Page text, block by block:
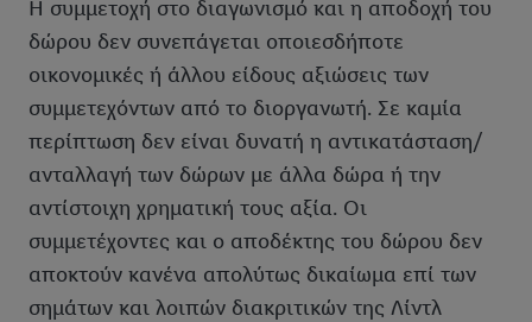
Η συμμετοχή στο διαγωνισμό και η αποδοχή του
δώρου δεν συνεπάγεται οποιεσδήποτε
οικονομικές ή άλλου είδους αξιώσεις των
συμμετεχόντων από το διοργανωτή. Σε καμία
περίπτωση δεν είναι δυνατή η αντικατάσταση/
ανταλλαγή των δώρων με άλλα δώρα ή την
αντίστοιχη χρηματική τους αξία. Οι
συμμετέχοντες και ο αποδέκτης του δώρου δεν
αποκτούν κανένα απολύτως δικαίωμα επί των
σημάτων και λοιπών διακριτικών της Λίντλ